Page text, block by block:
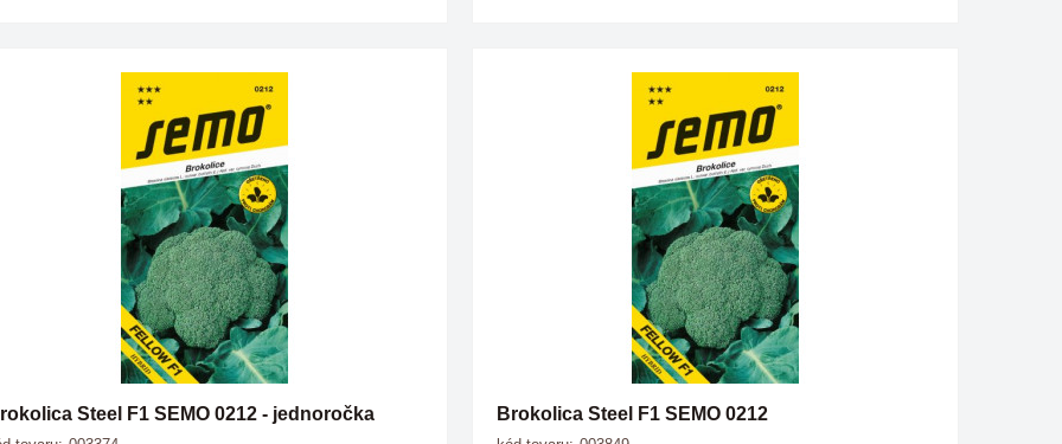
Steel F1 SEMO 0212 - jednoročka Brokolica Steel F1 SEMO 0212